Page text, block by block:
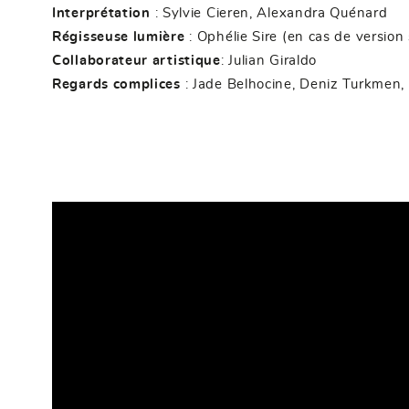
Interprétation : Sylvie Cieren, Alexandra Quénard
Régisseuse lumière : Ophélie Sire (en cas de version
Collaborateur artistique: Julian Giraldo
Regards complices : Jade Belhocine, Deniz